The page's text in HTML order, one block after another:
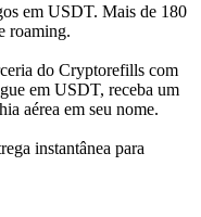
em USDT. Mais de 180
roaming.
do Cryptorefills com
em USDT, receba um
aérea em seu nome.
instantânea para